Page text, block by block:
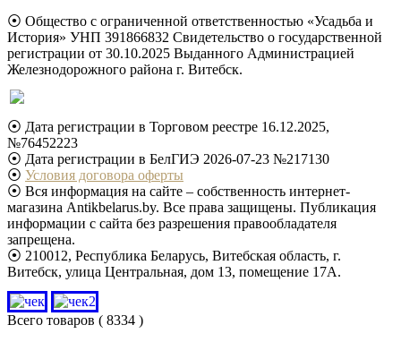
⦿ Общество с ограниченной ответственностью «Усадьба и
История» УНП 391866832 Свидетельство о государственной
регистрации от 30.10.2025 Выданного Администрацией
Железнодорожного района г. Витебск.
⦿ Дата регистрации в Торговом реестре 16.12.2025,
№76452223
⦿ Дата регистрации в БелГИЭ 2026-07-23 №217130
⦿ Условия договора оферты
⦿ Вся информация на сайте – собственность интернет-
магазина Antikbelarus.by. Все права защищены. Публикация
информации с сайта без разрешения правообладателя
запрещена.
⦿ 210012, Республика Беларусь, Витебская область, г.
Витебск, улица Центральная, дом 13, помещение 17А.
Всего товаров ( 8334 )